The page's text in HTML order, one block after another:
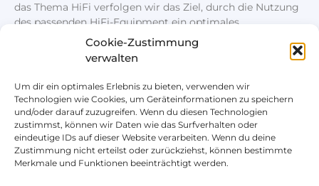
Cookie-Zustimmung
verwalten
Um dir ein optimales Erlebnis zu bieten, verwenden wir
Technologien wie Cookies, um Geräteinformationen zu speichern
und/oder darauf zuzugreifen. Wenn du diesen Technologien
zustimmst, können wir Daten wie das Surfverhalten oder
eindeutige IDs auf dieser Website verarbeiten. Wenn du deine
Zustimmung nicht erteilst oder zurückziehst, können bestimmte
Merkmale und Funktionen beeinträchtigt werden.
das Thema HiFi verfolgen wir das Ziel, durch die Nutzung
des passenden HiFi-Equipment ein optimales
Klangerlebnis zu schaffen.
Rechtliches Nützliches